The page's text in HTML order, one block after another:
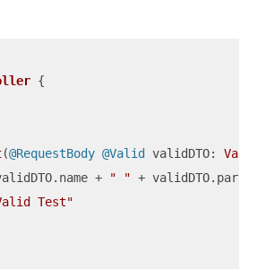
{
(@RequestBody @Valid validDTO:
+
" " + validDTO.part)
Test"